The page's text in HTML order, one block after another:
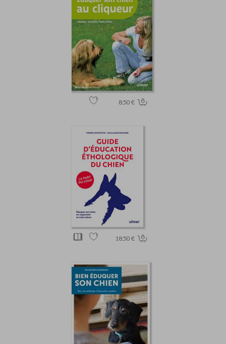
8.50 €
18.50 €